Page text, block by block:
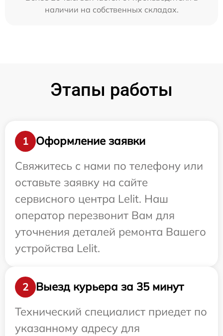
наличии на собственных складах.
Этапы работы
1
Оформление заявки
Свяжитесь с нами по телефону или
оставьте заявку на сайте
сервисного центра Lelit. Наш
оператор перезвонит Вам для
уточнения деталей ремонта Вашего
устройства Lelit.
2
Выезд курьера за 35 минут
Технический специалист приедет по
указанному адресу для